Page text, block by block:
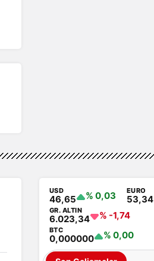
USD
46,65 % 0,03 EURO
53,34
GR. ALTIN
6.023,34 % -1,74
BTC
0,000000 % 0,00